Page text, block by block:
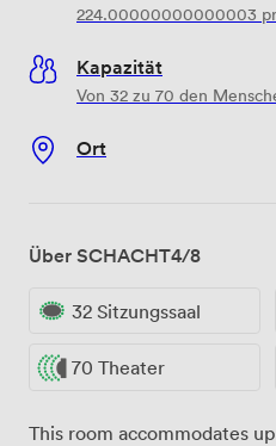
224.00000000000003
Kapazität
Von 32 zu 70 den
Ort
Über SCHACHT4/8
32 Sitzungssaal
70 Theater
This room accommodates